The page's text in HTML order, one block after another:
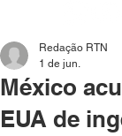
México
EUA de
Redação RTN
1 de jun.